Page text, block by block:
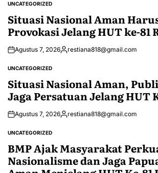
POSTED
IN
UNCATEGORIZED
Situasi Nasional Aman
Provokasi Jelang HUT ke-81
Agustus 7, 2026Posted
restiana818@gmail.com
POSTED
IN
UNCATEGORIZED
Situasi Nasional Aman,
Jaga Persatuan Jelang HUT
Agustus 7, 2026Posted
restiana818@gmail.com
POSTED
UNCATEGORIZED
BMP Ajak Masyarakat
Nasionalisme dan Jaga